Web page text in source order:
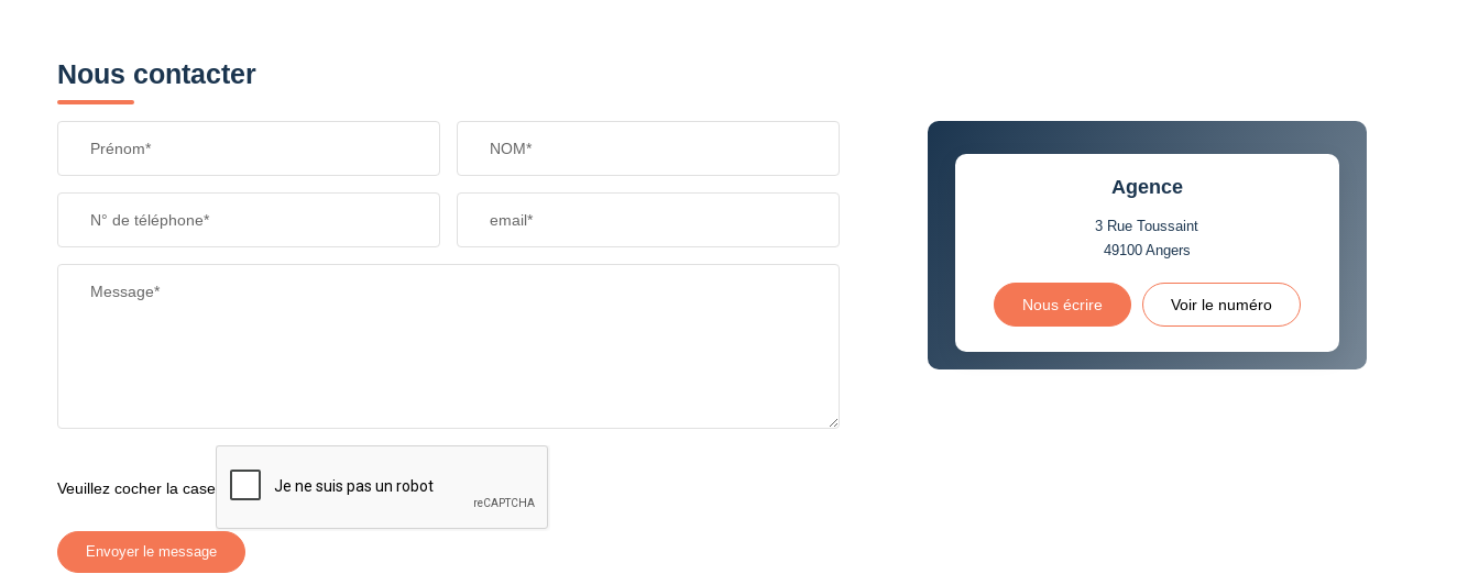
Nous contacter
Prénom* NOM*
N° de téléphone* email*
Message*
Veuillez cocher la case
Envoyer le message
Agence
3 Rue Toussaint
49100 Angers
Nous écrire Voir le numéro